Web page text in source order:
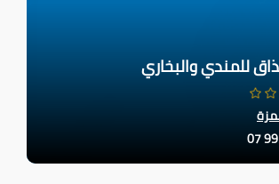
للمندي والبخاري
07